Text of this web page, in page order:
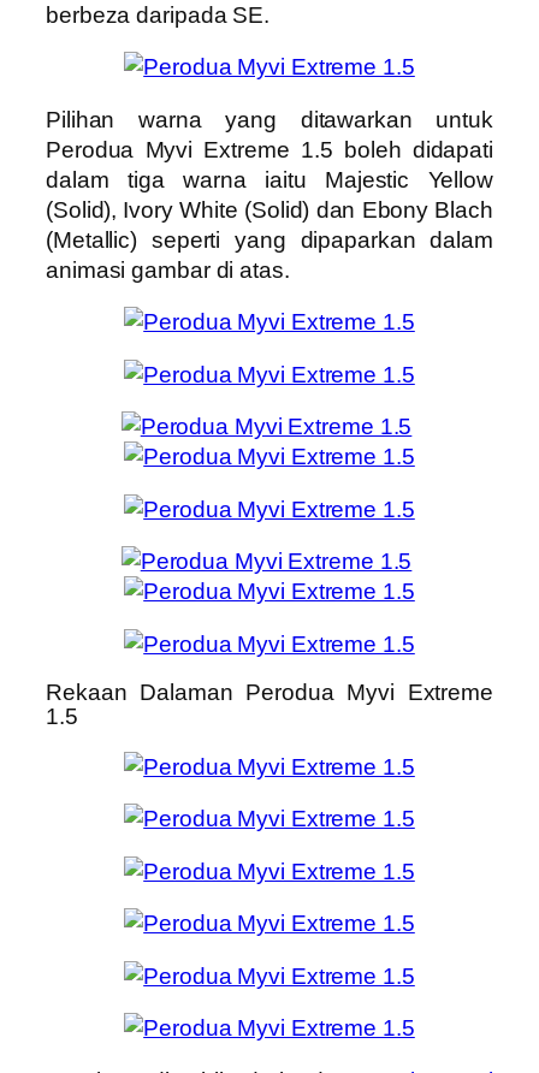
berbeza daripada SE.
Pilihan warna yang ditawarkan untuk
Perodua Myvi Extreme 1.5 boleh didapati
dalam tiga warna iaitu Majestic Yellow
(Solid), Ivory White (Solid) dan Ebony Blach
(Metallic) seperti yang dipaparkan dalam
animasi gambar di atas.
Rekaan Dalaman Perodua Myvi Extreme
1.5